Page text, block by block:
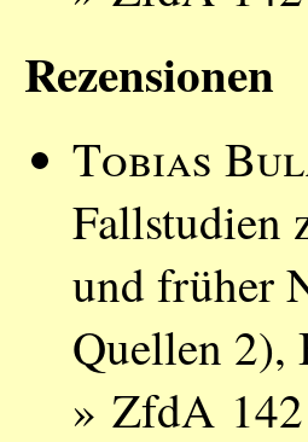
Rezensionen
Tobias
Fallstudien
und früher
Quellen
» ZfdA